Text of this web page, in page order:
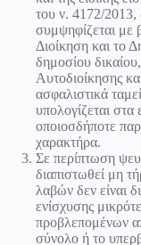
του ν. 4172/2013,
συμψηφίζεται με
Διοίκηση και το
δημοσίου
Αυτοδιοίκησης
ασφαλιστικά
υπολογίζεται στα
οποιοσδήποτε
χαρακτήρα.
Σε περίπτωση
διαπιστωθεί μη
λαβών δεν είναι
ενίσχυσης
προβλεπομένων
σύνολο ή το